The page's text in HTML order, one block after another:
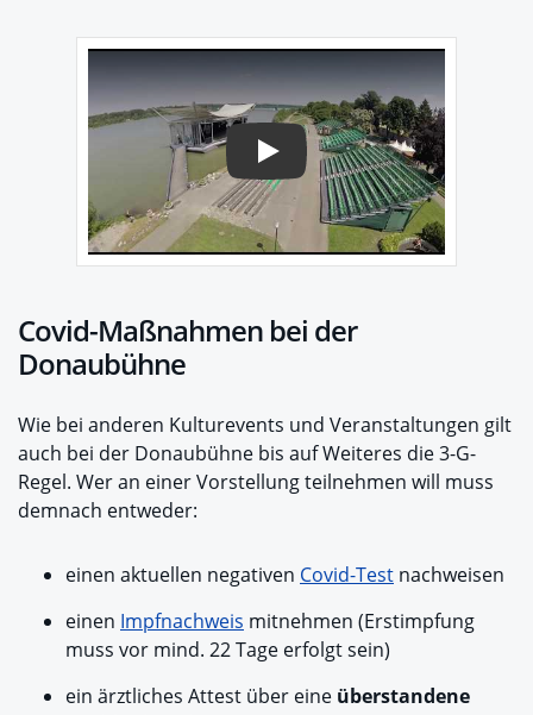
Play
Covid-Maßnahmen bei der
Donaubühne
Wie bei anderen Kulturevents und Veranstaltungen gilt
auch bei der Donaubühne bis auf Weiteres die 3-G-
Regel. Wer an einer Vorstellung teilnehmen will muss
demnach entweder:
einen aktuellen negativen Covid-Test nachweisen
einen Impfnachweis mitnehmen (Erstimpfung
muss vor mind. 22 Tage erfolgt sein)
ein ärztliches Attest über eine überstandene